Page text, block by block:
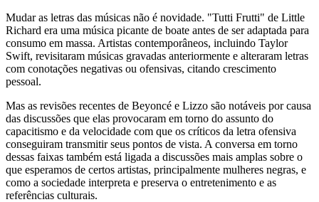
Mudar as letras das músicas não é novidade. "Tutti Frutti" de Little
Richard era uma música picante de boate antes de ser adaptada para
consumo em massa. Artistas contemporâneos, incluindo Taylor
Swift, revisitaram músicas gravadas anteriormente e alteraram letras
com conotações negativas ou ofensivas, citando crescimento
pessoal.
Mas as revisões recentes de Beyoncé e Lizzo são notáveis ​​por causa
das discussões que elas provocaram em torno do assunto do
capacitismo e da velocidade com que os críticos da letra ofensiva
conseguiram transmitir seus pontos de vista. A conversa em torno
dessas faixas também está ligada a discussões mais amplas sobre o
que esperamos de certos artistas, principalmente mulheres negras, e
como a sociedade interpreta e preserva o entretenimento e as
referências culturais.